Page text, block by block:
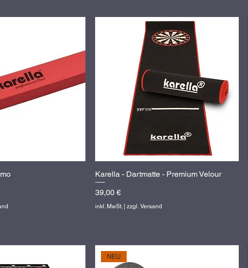
Schnellansicht
Karella - Dartmatte - Premium Velour
Preis
39,00 €
inkl. MwSt.| zzgl. Versand
NEU